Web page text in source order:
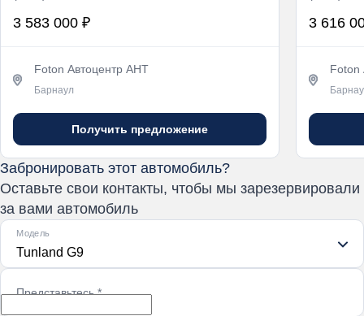
3 583 000 ₽
Foton Автоцентр АНТ
Барнаул
Получить предложение
3 616
Foton
Забронировать этот автомобиль?
Оставьте свои контакты, чтобы мы зарезервировали
за вами автомобиль
Модель
Tunland G9
Представьтесь*